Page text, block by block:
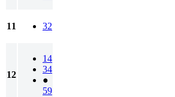
11 32
12
14
34
●
59